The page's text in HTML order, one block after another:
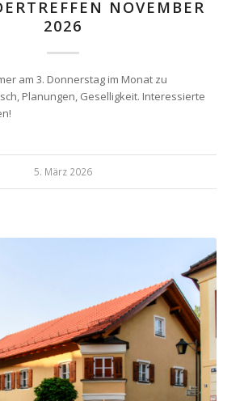
NOVEMBER
2026
am 3. Donnerstag im Monat zu
Planungen, Geselligkeit. Interessierte
5. März 2026